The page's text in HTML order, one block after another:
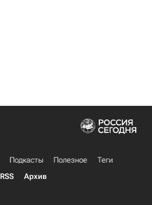
Подкасты Полезное
Теги
RSS Архив